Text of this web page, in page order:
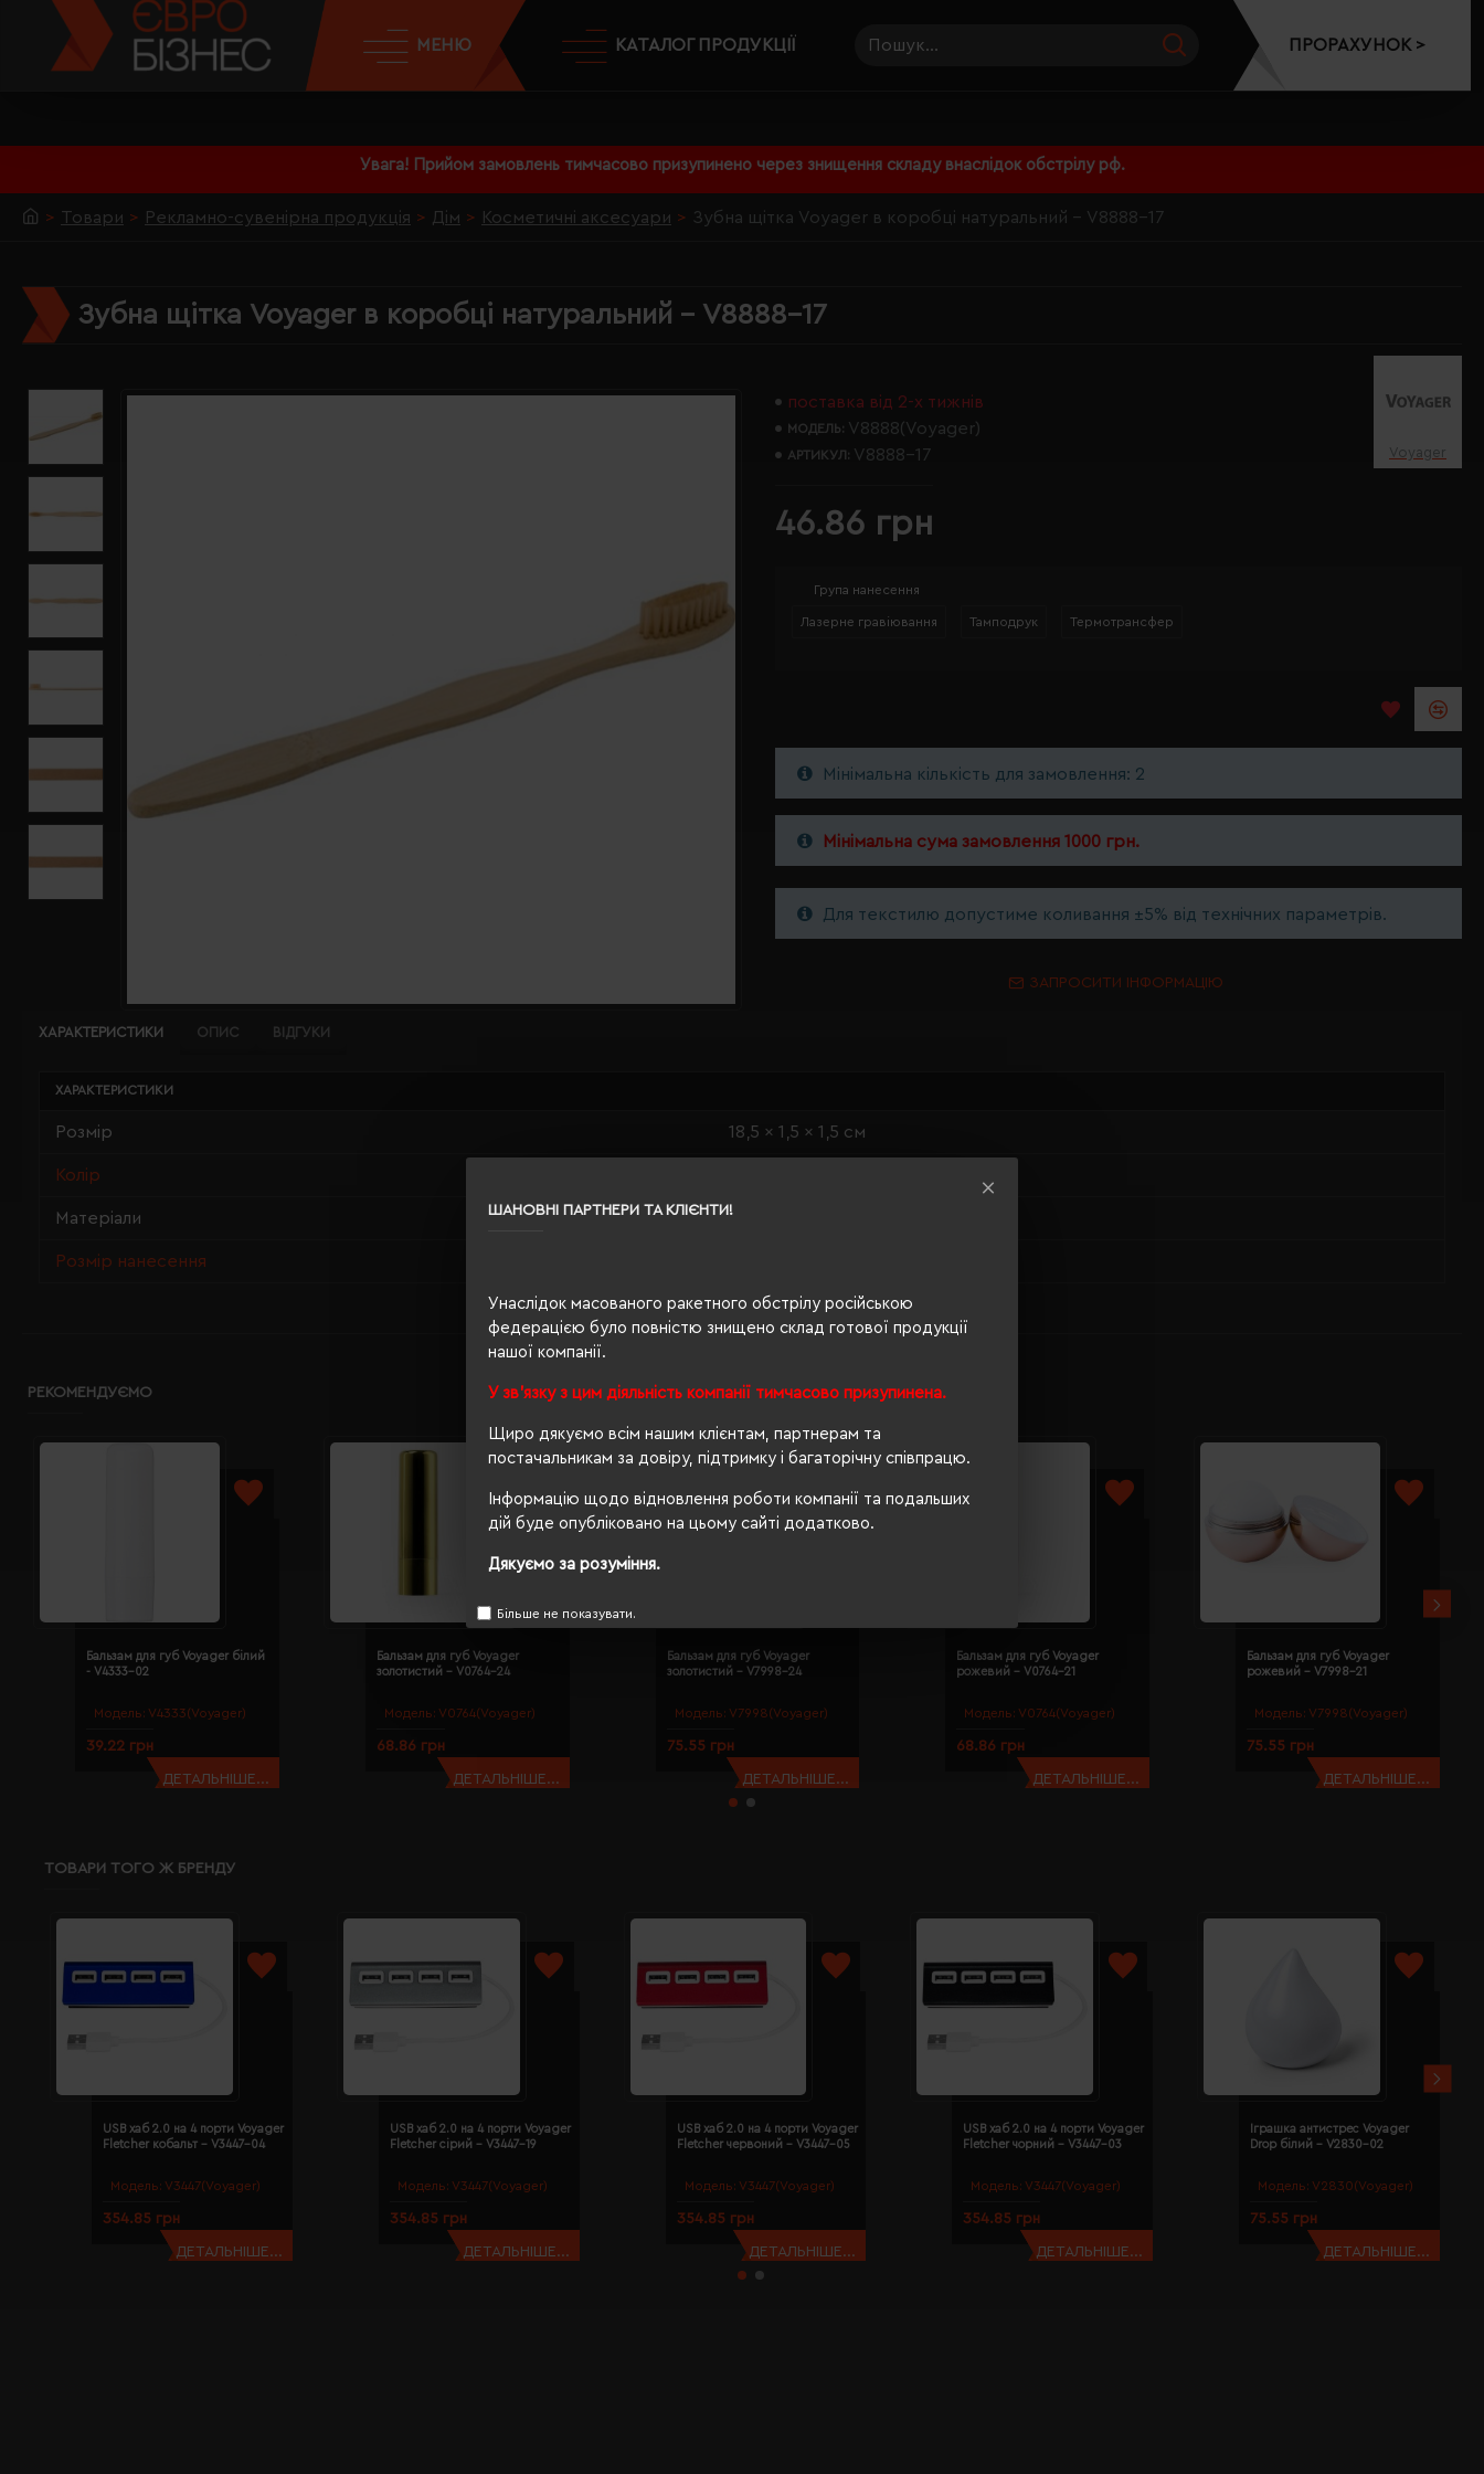
ШАНОВНІ ПАРТНЕРИ ТА КЛІЄНТИ!
Унаслідок масованого ракетного обстрілу російською
федерацією було повністю знищено склад готової продукції
нашої компанії.
У зв'язку з цим діяльність компанії тимчасово призупинена.
Щиро дякуємо всім нашим клієнтам, партнерам та
постачальникам за довіру, підтримку і багаторічну співпрацю.
Інформацію щодо відновлення роботи компанії та подальших
дій буде опубліковано на цьому сайті додатково.
Дякуємо за розуміння.
Більше не показувати.
Увага! Прийом замовлень тимчасово призупинено через знищення складу внаслідок обстрілу рф.
МЕНЮ КАТАЛОГ ПРОДУКЦІЇ ПРОРАХУНОК >
Товари Рекламно-сувенірна продукція Дім Косметичні аксесуари Зубна щітка Voyager в коробці натуральний - V8888-17
Зубна щітка Voyager в коробці натуральний - V8888-17
поставка від 2-х тижнів
МОДЕЛЬ: V8888(Voyager)
АРТИКУЛ: V8888-17 Voyager
46.86 грн
Група нанесення
Лазерне гравіювання Тамподрук Термотрансфер
Мінімальна кількість для замовлення: 2
Мінімальна сума замовлення 1000 грн.
Для текстилю допустиме коливання ±5% від технічних параметрів.
ЗАПРОСИТИ ІНФОРМАЦІЮ
ХАРАКТЕРИСТИКИ ОПИС ВІДГУКИ
ХАРАКТЕРИСТИКИ
Розмір 18,5 x 1,5 x 1,5 см
Колір
Матеріали бамбук
Розмір нанесення
РЕКОМЕНДУЄМО
Модель: V4333(Voyager)
Бальзам для губ Voyager білий
- V4333-02
39.22 грн
ДЕТАЛЬНІШЕ...
Модель: V0764(Voyager)
Бальзам для губ Voyager
золотистий - V0764-24
68.86 грн
ДЕТАЛЬНІШЕ...
Модель: V7998(Voyager)
Бальзам для губ Voyager
золотистий - V7998-24
75.55 грн
ДЕТАЛЬНІШЕ...
Модель: V0764(Voyager)
Бальзам для губ Voyager
рожевий - V0764-21
68.86 грн
ДЕТАЛЬНІШЕ...
Модель: V7998(Voyager)
Бальзам для губ Voyager
рожевий - V7998-21
75.55 грн
ДЕТАЛЬНІШЕ...
ТОВАРИ ТОГО Ж БРЕНДУ
Модель: V3447(Voyager)
USB хаб 2.0 на 4 порти Voyager
Fletcher кобальт - V3447-04
354.85 грн
ДЕТАЛЬНІШЕ...
Модель: V3447(Voyager)
USB хаб 2.0 на 4 порти Voyager
Fletcher сірий - V3447-19
354.85 грн
ДЕТАЛЬНІШЕ...
Модель: V3447(Voyager)
USB хаб 2.0 на 4 порти Voyager
Fletcher червоний - V3447-05
354.85 грн
ДЕТАЛЬНІШЕ...
Модель: V3447(Voyager)
USB хаб 2.0 на 4 порти Voyager
Fletcher чорний - V3447-03
354.85 грн
ДЕТАЛЬНІШЕ...
Модель: V2830(Voyager)
Іграшка антистрес Voyager
Drop білий - V2830-02
75.55 грн
ДЕТАЛЬНІШЕ...